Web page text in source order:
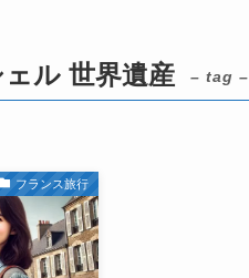
ル 世界遺産 – tag –
フランス旅行